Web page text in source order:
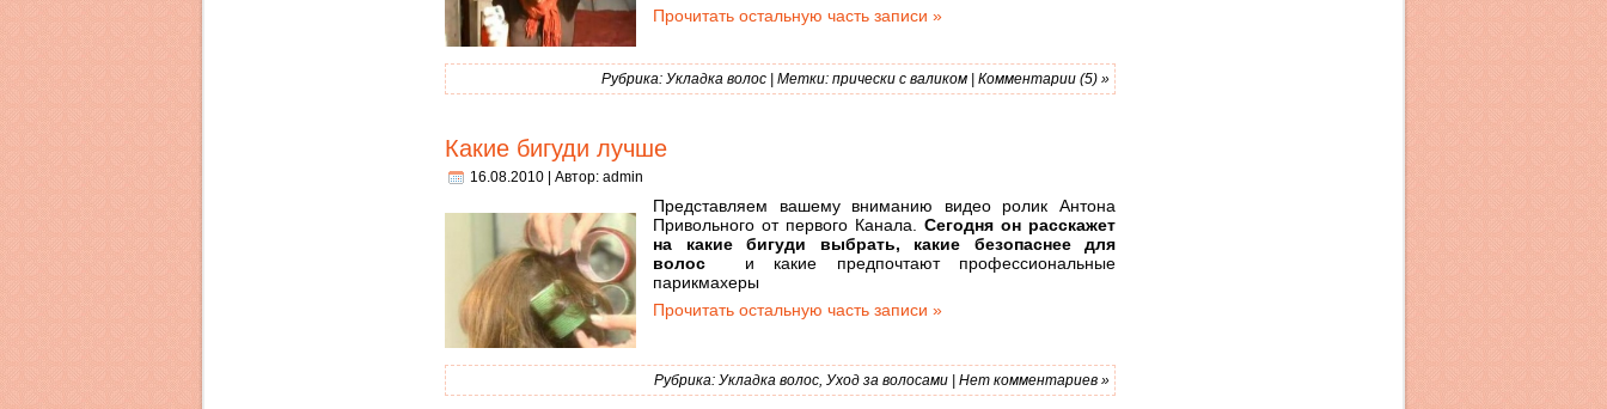
Прочитать остальную часть записи »
Рубрика: Укладка волос | Метки: прически с валиком Комментарии (5) »
Какие бигуди лучше
16.08.2010 | Автор: admin
Представляем вашему вниманию видео ролик Антона
Привольного от первого Канала. Сегодня он расскажет
на какие бигуди выбрать, какие безопаснее для
волос и какие предпочтают профессиональные
парикмахеры
Прочитать остальную часть записи »
Рубрика: Укладка волос, Уход за волосами Нет комментариев »